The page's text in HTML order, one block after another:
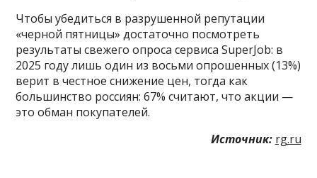
Чтобы убедиться в разрушенной репутации
«черной пятницы» достаточно посмотреть
результаты свежего опроса сервиса SuperJob: в
2025 году лишь один из восьми опрошенных (13%)
верит в честное снижение цен, тогда как
большинство россиян: 67% считают, что акции —
это обман покупателей.
Источник: rg.ru